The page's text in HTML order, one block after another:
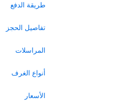
طريقة الدفع
تفاصيل الحجز
المراسلات
أنواع الغرف
الأسعار